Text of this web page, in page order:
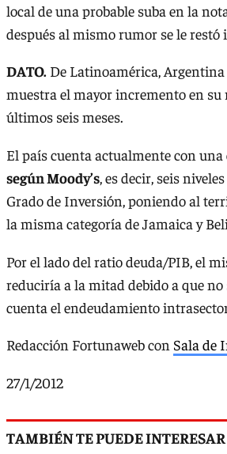
local de una probable suba en la
después al mismo rumor se le
DATO. De Latinoamérica,
muestra el mayor incremento en su
últimos seis meses.
El país cuenta actualmente con una
según Moody’s, es decir, seis
Grado de Inversión, poniendo al
la misma categoría de Jamaica y
Por el lado del ratio deuda/PIB, el
reduciría a la mitad debido a que no
cuenta el endeudamiento
Redacción Fortunaweb con Sala de
27/1/2012
TAMBIÉN TE PUEDE INTERESAR